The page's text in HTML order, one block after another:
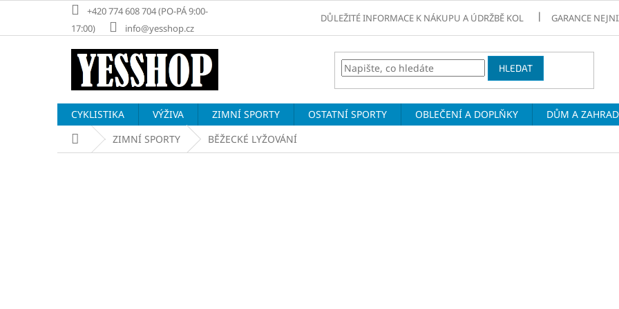
obsah
+420 774 608 704 (PO-PÁ 9:00-
17:00)
info@yesshop.cz
DŮLEŽITÉ INFORMACE K NÁKUPU A ÚDRŽBĚ KOL GARANCE
HLEDAT
CYKLISTIKA VÝŽIVA ZIMNÍ SPORTY OSTATNÍ SPORTY OBLEČENÍ A DOPLŇKY DŮM A
Domů ZIMNÍ SPORTY BĚŽECKÉ LYŽOVÁNÍ